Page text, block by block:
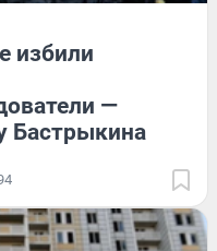
избили
—
Бастрыкина